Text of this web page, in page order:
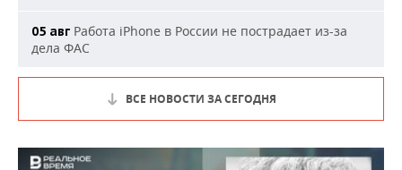
05 авг Работа iPhone в России не пострадает из-за
дела ФАС
ВСЕ НОВОСТИ ЗА СЕГОДНЯ